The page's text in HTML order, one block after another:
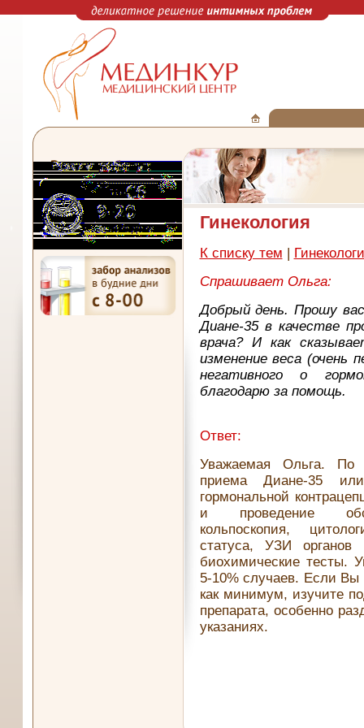
Гинекология
К списку тем |
Спрашивает Ольга:
Добрый день. Прошу
Диане-35 в качестве
врача? И как
изменение веса (очень
негативного о
благодарю за помощь.
Ответ:
Уважаемая Ольга.
приема Диане-35
гормональной
и проведение
кольпоскопия,
статуса, УЗИ
биохимические тесты.
5-10% случаев. Если Вы
как минимум, изучите
препарата, особенно
указаниях.